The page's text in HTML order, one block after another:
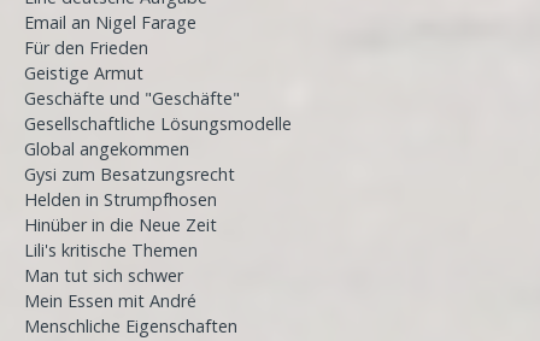
Email an Nigel Farage
Für den Frieden
Geistige Armut
Geschäfte und "Geschäfte"
Gesellschaftliche Lösungsmodelle
Global angekommen
Gysi zum Besatzungsrecht
Helden in Strumpfhosen
Hinüber in die Neue Zeit
Lili's kritische Themen
Man tut sich schwer
Mein Essen mit André
Menschliche Eigenschaften